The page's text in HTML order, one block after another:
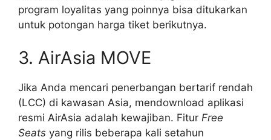
program loyalitas yang poinnya bisa ditukarkan
untuk potongan harga tiket berikutnya.
3. AirAsia MOVE
Jika Anda mencari penerbangan bertarif rendah
(LCC) di kawasan Asia, mendownload aplikasi
resmi AirAsia adalah kewajiban. Fitur Free
Seats yang rilis beberapa kali setahun